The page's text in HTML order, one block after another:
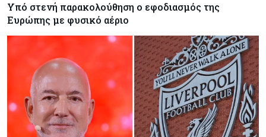
Υπό στενή παρακολούθηση ο εφοδιασμός της
Ευρώπης με φυσικό αέριο